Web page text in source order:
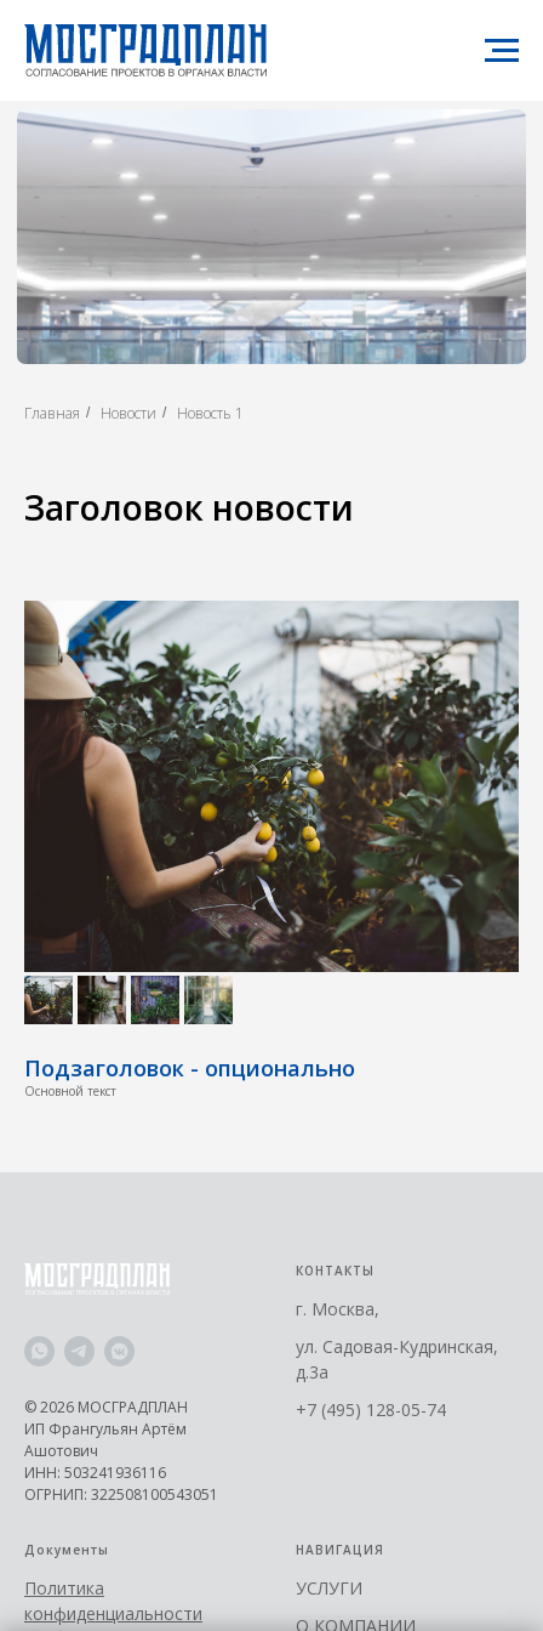
Главная / Новости / Новость 1
Заголовок новости
Подзаголовок - опционально
Основной текст
© 2026 МОСГРАДПЛАН
ИП Франгульян Артём
Ашотович
ИНН: 503241936116
ОГРНИП: 322508100543051
КОНТАКТЫ
г. Москва,
ул. Садовая-Кудринская,
д.3а
+7 (495) 128-05-74
Документы
Политика
конфиденциальности
НАВИГАЦИЯ
УСЛУГИ
О КОМПАНИИ